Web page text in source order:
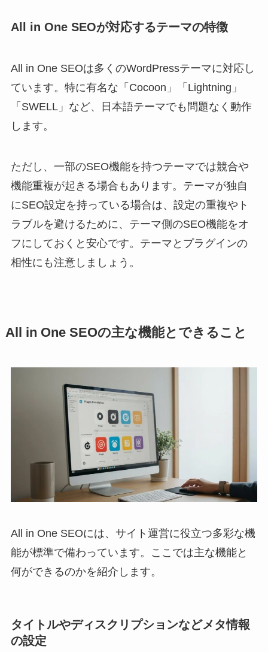
All in One SEOが対応するテーマの特徴
All in One SEOは多くのWordPressテーマに対応し
ています。特に有名な「Cocoon」「Lightning」
「SWELL」など、日本語テーマでも問題なく動作
します。
ただし、一部のSEO機能を持つテーマでは競合や
機能重複が起きる場合もあります。テーマが独自
にSEO設定を持っている場合は、設定の重複やト
ラブルを避けるために、テーマ側のSEO機能をオ
フにしておくと安心です。テーマとプラグインの
相性にも注意しましょう。
All in One SEOの主な機能とできること
All in One SEOには、サイト運営に役立つ多彩な機
能が標準で備わっています。ここでは主な機能と
何ができるのかを紹介します。
タイトルやディスクリプションなどメタ情報
の設定